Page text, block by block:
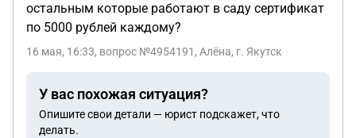
остальным которые работают в саду сертификат
по 5000 рублей каждому?
16 мая, 16:33, вопрос №4954191, Алёна, г. Якутск
У вас похожая ситуация?
Опишите свои детали — юрист подскажет, что
делать.